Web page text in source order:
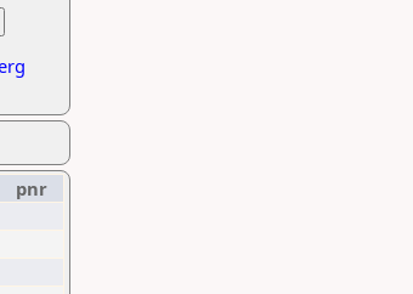
pnr